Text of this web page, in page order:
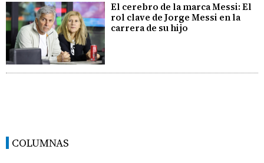
El cerebro de la marca Messi: El
rol clave de Jorge Messi en la
carrera de su hijo
COLUMNAS